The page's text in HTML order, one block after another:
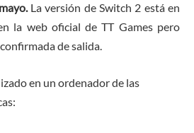
La versión de Switch 2 está en
la web oficial de TT Games pero
de salida.
en un ordenador de las